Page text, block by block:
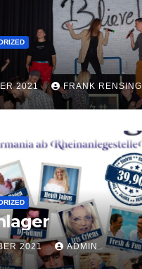
2021 FRANK RENSING
2021 ADMIN